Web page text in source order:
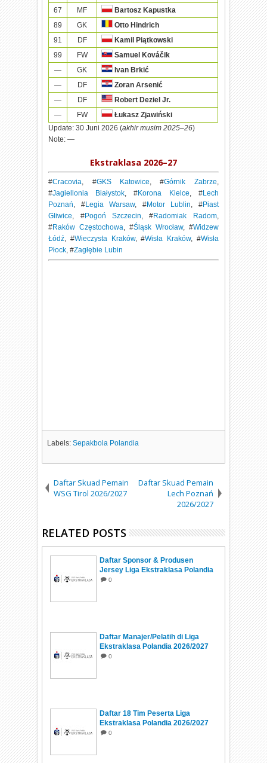
67
MF
Bartosz Kapustka
89
GK
Otto Hindrich
91
DF
Kamil Piątkowski
99
FW
Samuel Kováčik
—
GK
Ivan Brkić
—
DF
Zoran Arsenić
—
DF
Robert Deziel Jr.
—
FW
Łukasz Zjawiński
Update:30 Juni 2026 (akhir musim 2025–26)
Note: —
Ekstraklasa 2026–27
#Cracovia , #GKS Katowice , #Górnik Zabrze
#Jagiellonia Białystok , #Korona Kielce , #Lech
Poznań , #Legia Warsaw, #Motor Lublin , #Piast
Gliwice , #Pogoń Szczecin , #Radomiak Radom,
#Raków Częstochowa , #Śląsk Wrocław, #Widzew
Łódź , #Wieczysta Kraków, #Wisła Kraków, #Wisła
Płock , #Zagłębie Lubin
Labels:Sepakbola Polandia
Daftar Skuad Pemain
WSG Tirol 2026/2027
Daftar Skuad Pemain
Lech Poznań
2026/2027
RELATED POSTS
Daftar Sponsor & Produsen
Jersey Liga Ekstraklasa Polandia
2026/2027
0
Daftar Manajer/Pelatih di Liga
Ekstraklasa Polandia 2026/2027
0
Daftar 18 Tim Peserta Liga
Ekstraklasa Polandia 2026/2027
0